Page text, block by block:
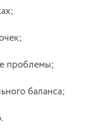
проблемы;
баланса;